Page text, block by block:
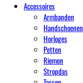
Accessoires
Armbanden
Handschoenen
Horloges
Petten
Riemen
Stropdas